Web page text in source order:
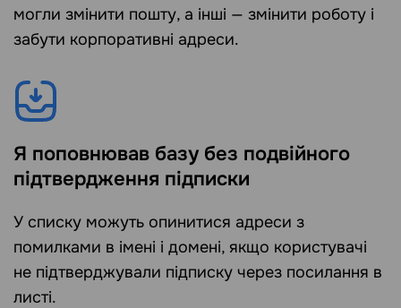
могли змінити пошту, а інші — змінити роботу і
забути корпоративні адреси.
Я поповнював базу без подвійного
підтвердження підписки
У списку можуть опинитися адреси з
помилками в імені і домені, якщо користувачі
не підтверджували підписку через посилання в
листі.